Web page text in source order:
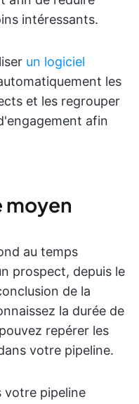
intéressants.
un logiciel
les
et les regrouper
afin
moyen
au temps
prospect, depuis le
de la
la durée de
repérer les
votre pipeline.
votre pipeline